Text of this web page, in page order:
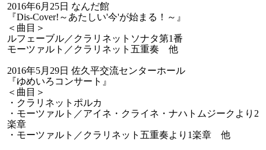
2016年6月25日 なんだ館
『Dis-Cover!～あたしい'今'が始まる！～』
＜曲目＞
ルフェーブル／クラリネットソナタ第1番
モーツァルト／クラリネット五重奏 他
2016年5月29日 佐久平交流センターホール
『ゆめいろコンサート』
＜曲目＞
・クラリネットポルカ
・モーツァルト／アイネ・クライネ・ナハトムジークより2
楽章
・モーツァルト／クラリネット五重奏より1楽章 他